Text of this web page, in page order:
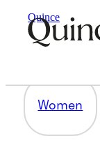
Quince
Women